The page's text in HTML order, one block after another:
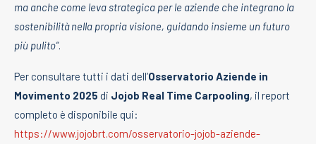
ma anche come leva strategica per le aziende che integrano la
sostenibilità nella propria visione, guidando insieme un futuro
più pulito”.
Per consultare tutti i dati dell’Osservatorio Aziende in
Movimento 2025 di Jojob Real Time Carpooling, il report
completo è disponibile qui:
https://www.jojobrt.com/osservatorio-jojob-aziende-